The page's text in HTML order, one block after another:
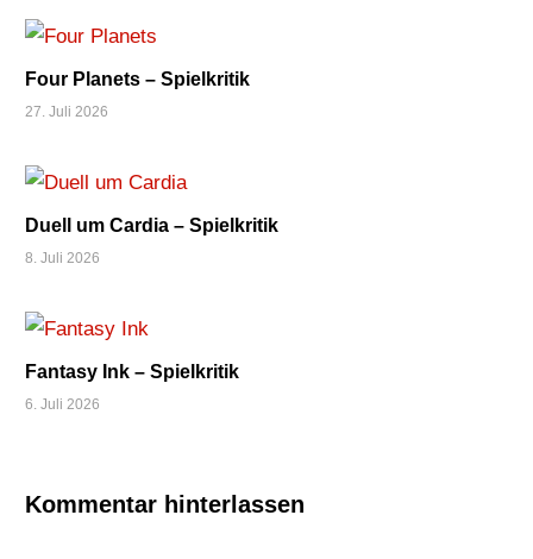
STICHSPIEL
Four Planets – Spielkritik
27. Juli 2026
Duell um Cardia – Spielkritik
8. Juli 2026
Fantasy Ink – Spielkritik
6. Juli 2026
Kommentar hinterlassen